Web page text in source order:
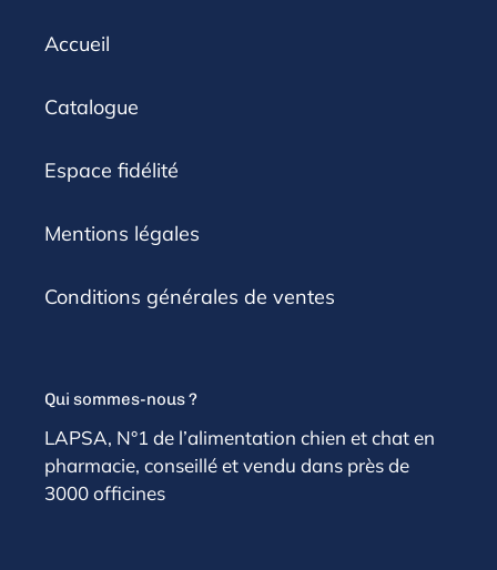
Accueil
Catalogue
Espace fidélité
Mentions légales
Conditions générales de ventes
Qui sommes-nous ?
LAPSA, N°1 de l’alimentation chien et chat en
pharmacie, conseillé et vendu dans près de
3000 officines